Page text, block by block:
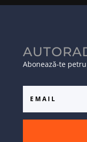
Abonează-te